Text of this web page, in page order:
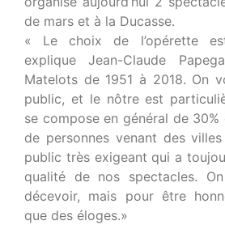
de mars et à la Ducasse.
« Le choix de l’opérette
explique Jean-Claude
Matelots de 1951 à 2018. On
public, et le nôtre est
se compose en général de 30%
de personnes venant des villes
public très exigeant qui a
qualité de nos spectacles.
décevoir, mais pour être
que des éloges.»